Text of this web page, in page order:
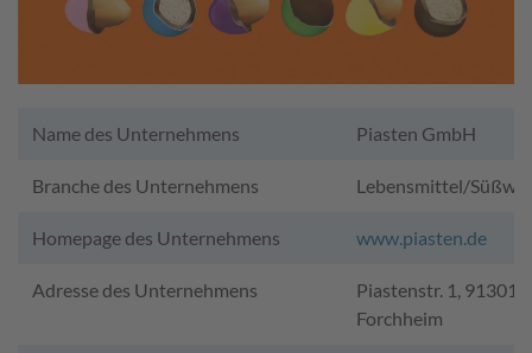
Name des Unternehmens Piasten GmbH
Branche des Unternehmens Lebensmittel/
Homepage des Unternehmens www.piasten.de
Adresse des Unternehmens
Piastenstr. 1, 91301
Forchheim